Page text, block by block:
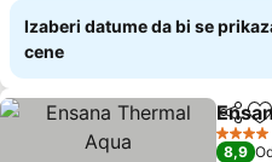
Izaberi datume da bi se
cene
Deli
4
8,9